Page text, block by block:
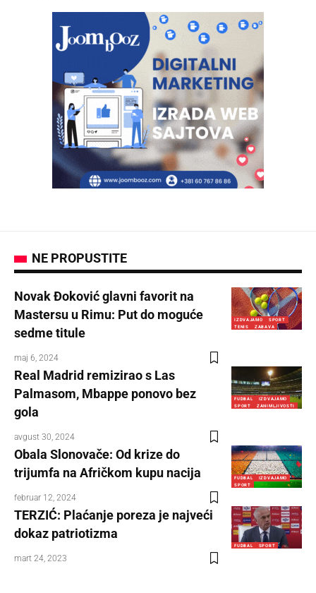
NE PROPUSTITE
IZDVAJAMO
SPORT
TENIS
ZABAVA
Novak Đoković glavni favorit na
Mastersu u Rimu: Put do moguće
sedme titule
maj 6, 2024
FUDBAL
IZDVAJAMO
SPORT
ZANIMLJIVOSTI
Real Madrid remizirao s Las
Palmasom, Mbappe ponovo bez
gola
avgust 30, 2024
FUDBAL
IZDVAJAMO
SPORT
Obala Slonovače: Od krize do
trijumfa na Afričkom kupu nacija
februar 12, 2024
FUDBAL SPORT
TERZIĆ: Plaćanje poreza je najveći
dokaz patriotizma
mart 24, 2023